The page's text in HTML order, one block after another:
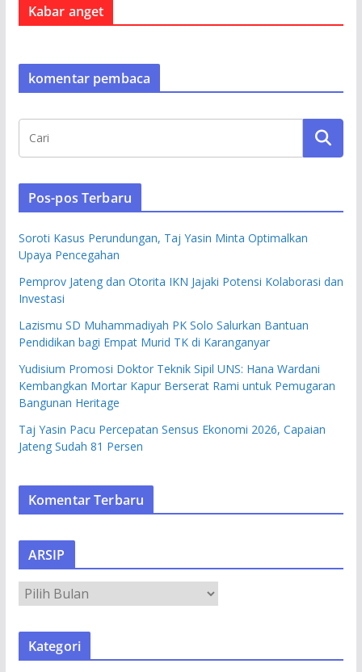
Kabar anget
komentar pembaca
Pos-pos Terbaru
Soroti Kasus Perundungan, Taj Yasin Minta Optimalkan
Upaya Pencegahan
Pemprov Jateng dan Otorita IKN Jajaki Potensi Kolaborasi dan
Investasi
Lazismu SD Muhammadiyah PK Solo Salurkan Bantuan
Pendidikan bagi Empat Murid TK di Karanganyar
Yudisium Promosi Doktor Teknik Sipil UNS: Hana Wardani
Kembangkan Mortar Kapur Berserat Rami untuk Pemugaran
Bangunan Heritage
Taj Yasin Pacu Percepatan Sensus Ekonomi 2026, Capaian
Jateng Sudah 81 Persen
Komentar Terbaru
ARSIP
R
S
Kategori